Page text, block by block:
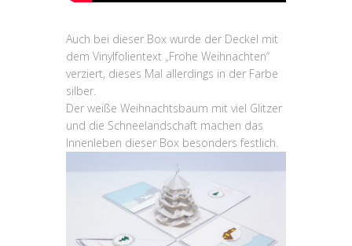
Auch bei dieser Box wurde der Deckel mit
dem Vinylfolientext „Frohe Weihnachten“
verziert, dieses Mal allerdings in der Farbe
silber.
Der weiße Weihnachtsbaum mit viel Glitzer
und die Schneelandschaft machen das
Innenleben dieser Box besonders festlich.